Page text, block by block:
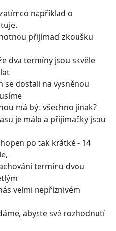
například o
přijímací zkoušku
dva termíny jsou skvěle
se dostali na vysněnou
má být všechno jinak?
je málo a přijímačky jsou
po tak krátké - 14
termínu dvou
velmi nepříznivém
abyste své rozhodnutí